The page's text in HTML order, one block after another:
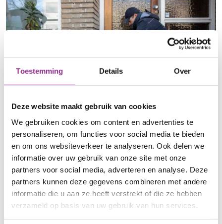
Toestemming Details Over
Deze website maakt gebruik van cookies
We gebruiken cookies om content en advertenties te
personaliseren, om functies voor social media te bieden
en om ons websiteverkeer te analyseren. Ook delen we
informatie over uw gebruik van onze site met onze
partners voor social media, adverteren en analyse. Deze
partners kunnen deze gegevens combineren met andere
informatie die u aan ze heeft verstrekt of die ze hebben
verzameld op basis van uw gebruik van hun services.
Spouwmuurisolatie met UF-schuim
10 maart 2026
Er is de laatste tijd aandacht voor
gezondheidsklachten bij het gebruik van UF-
schuim. Het Energiepunt legt…
Lees meerover Spouwmuurisolatie met UF-